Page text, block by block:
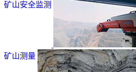
矿山安全监测
矿山测量